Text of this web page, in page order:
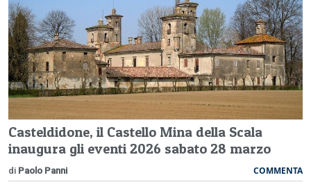
Casteldidone, il Castello Mina della Scala
inaugura gli eventi 2026 sabato 28 marzo
di Paolo Panni COMMENTA